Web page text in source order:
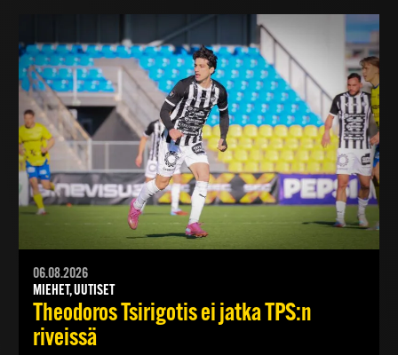
06.08.2026
MIEHET, UUTISET
Theodoros Tsirigotis ei jatka TPS:n
riveissä